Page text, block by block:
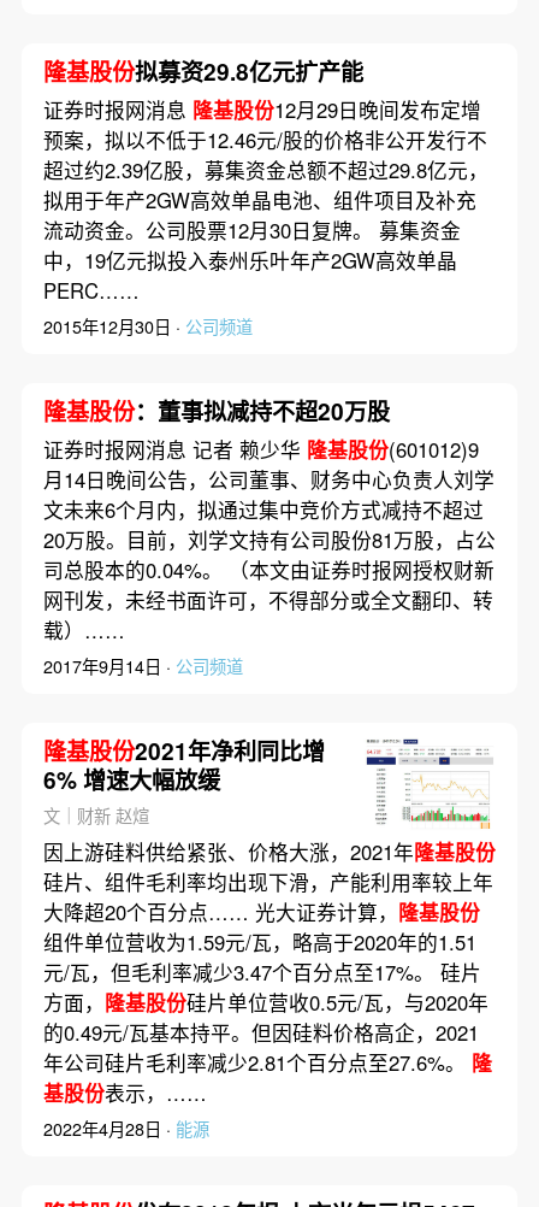
隆基股份拟募资29.8亿元扩产能
证券时报网消息 隆基股份12月29日晚间发布定增
预案，拟以不低于12.46元/股的价格非公开发行不
超过约2.39亿股，募集资金总额不超过29.8亿元，
拟用于年产2GW高效单晶电池、组件项目及补充
流动资金。公司股票12月30日复牌。 募集资金
中，19亿元拟投入泰州乐叶年产2GW高效单晶
PERC……
2015年12月30日 · 公司频道
隆基股份：董事拟减持不超20万股
证券时报网消息 记者 赖少华 隆基股份(601012)9
月14日晚间公告，公司董事、财务中心负责人刘学
文未来6个月内，拟通过集中竞价方式减持不超过
20万股。目前，刘学文持有公司股份81万股，占公
司总股本的0.04%。 （本文由证券时报网授权财新
网刊发，未经书面许可，不得部分或全文翻印、转
载）……
2017年9月14日 · 公司频道
隆基股份2021年净利同比增
6% 增速大幅放缓
文｜财新 赵煊
因上游硅料供给紧张、价格大涨，2021年隆基股份
硅片、组件毛利率均出现下滑，产能利用率较上年
大降超20个百分点…… 光大证券计算， 隆基股份
组件单位营收为1.59元/瓦，略高于2020年的1.51
元/瓦，但毛利率减少3.47个百分点至17%。 硅片
方面， 隆基股份硅片单位营收0.5元/瓦，与2020年
的0.49元/瓦基本持平。但因硅料价格高企，2021
年公司硅片毛利率减少2.81个百分点至27.6%。 隆
基股份表示，……
2022年4月28日 · 能源